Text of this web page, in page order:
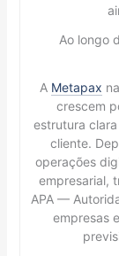
Ao longo
A Metapax
crescem
estrutura
cliente.
operações
empresarial,
APA —
empresas